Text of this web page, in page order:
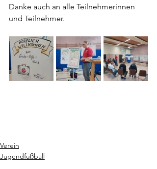
Danke auch an alle Teilnehmerinnen
und Teilnehmer.
Verein
Jugendfußball